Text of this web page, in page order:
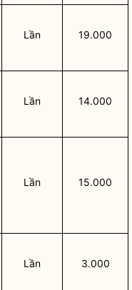
Lần 19.000
Lần 14.000
Lần 15.000
Lần 3.000